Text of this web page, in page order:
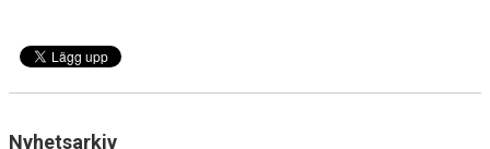
Nyhetsarkiv